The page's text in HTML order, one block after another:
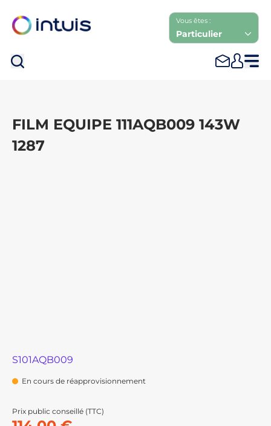
Vous êtes :
Particulier
FILM EQUIPE 111AQB009 143W
1287
S101AQB009
En cours de réapprovisionnement
Prix public conseillé (TTC)